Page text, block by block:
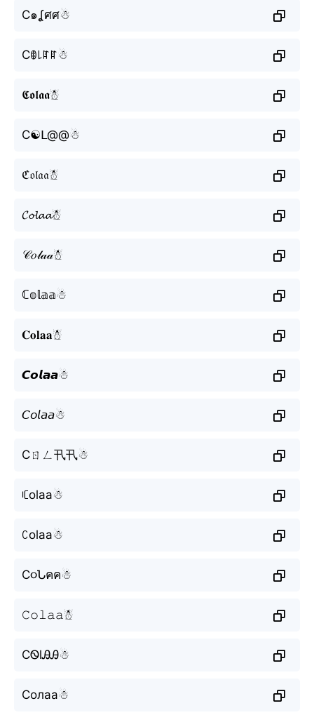
C๑ʆศศ☃︎
Cꂦ꒒ꍏꍏ☃︎
𝕮𝖔𝖑𝖆𝖆☃︎
C☯ᒪ@@☃︎
ℭ𝔬𝔩𝔞𝔞☃︎
𝓒𝓸𝓵𝓪𝓪☃︎
𝒞𝑜𝓁𝒶𝒶☃︎
ℂ𝕠𝕝𝕒𝕒☃︎
𝐂𝐨𝐥𝐚𝐚☃︎
𝘾𝙤𝙡𝙖𝙖☃︎
𝘊𝘰𝘭𝘢𝘢☃︎
Cㄖㄥ卂卂☃︎
ꏸolaa☃︎
ꉔolaa☃︎
C૦Նคค☃︎
𝙲𝚘𝚕𝚊𝚊☃︎
CᏫlᎯᎯ☃︎
Солаа☃︎